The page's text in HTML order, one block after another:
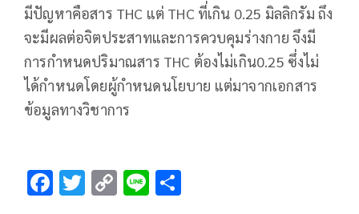
มีปัญหาคือสาร THC แต่ THC ที่เกิน 0.25 มิลลิกรัม ถึง
จะมีผลต่อจิตประสาทและการควบคุมร่างกาย จึงมี
การกำหนดปริมาณสาร THC ต้องไม่เกิน0.25 ซึ่งไม่
ได้กำหนดโดยผู้กำหนดนโยบาย แต่มาจากเอกสาร
ข้อมูลทางวิชาการ
F T C Li